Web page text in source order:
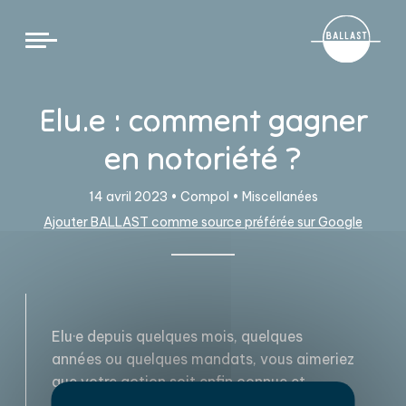
Elu.e : comment gagner
en notoriété ?
14 avril 2023 • Compol • Miscellanées
Ajouter BALLAST comme source préférée sur Google
Elu·e depuis quelques mois, quelques
années ou quelques mandats, vous aimeriez
que votre action soit enfin connue et